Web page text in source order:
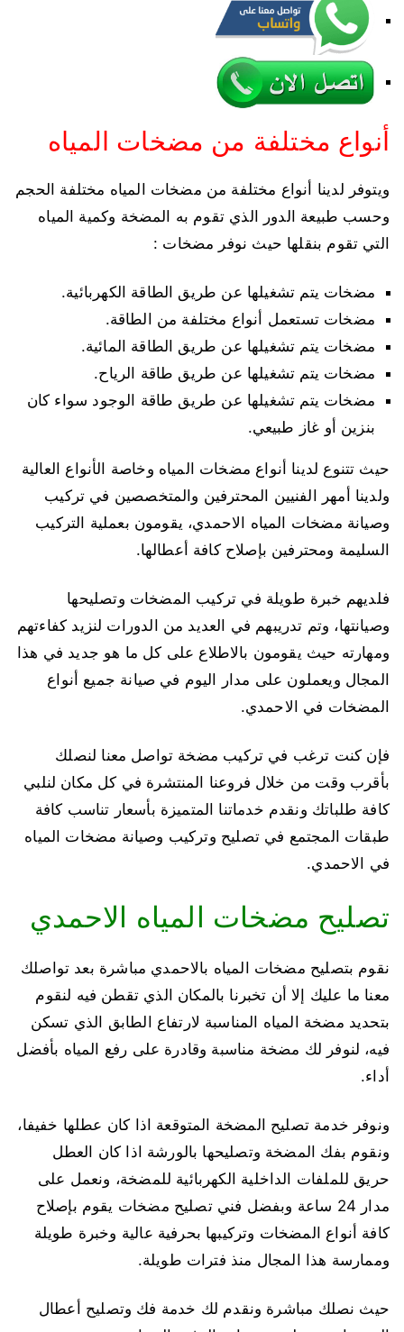
أنواع مختلفة من مضخات المياه
ويتوفر لدينا أنواع مختلفة من مضخات المياه مختلفة الحجم
وحسب طبيعة الدور الذي تقوم به المضخة وكمية المياه
التي تقوم بنقلها حيث نوفر مضخات :
مضخات يتم تشغيلها عن طريق الطاقة الكهربائية.
مضخات تستعمل أنواع مختلفة من الطاقة.
مضخات يتم تشغيلها عن طريق الطاقة المائية.
مضخات يتم تشغيلها عن طريق طاقة الرياح.
مضخات يتم تشغيلها عن طريق طاقة الوجود سواء كان
بنزين أو غاز طبيعي.
حيث تتنوع لدينا أنواع مضخات المياه وخاصة الأنواع العالية
ولدينا أمهر الفنيين المحترفين والمتخصصين في تركيب
وصيانة مضخات المياه الاحمدي، يقومون بعملية التركيب
السليمة ومحترفين بإصلاح كافة أعطالها.
فلديهم خبرة طويلة في تركيب المضخات وتصليحها
وصيانتها، وتم تدريبهم في العديد من الدورات لنزيد كفاءتهم
ومهارته حيث يقومون بالاطلاع على كل ما هو جديد في هذا
المجال ويعملون على مدار اليوم في صيانة جميع أنواع
المضخات في الاحمدي.
فإن كنت ترغب في تركيب مضخة تواصل معنا لنصلك
بأقرب وقت من خلال فروعنا المنتشرة في كل مكان لنلبي
كافة طلباتك ونقدم خدماتنا المتميزة بأسعار تناسب كافة
طبقات المجتمع في تصليح وتركيب وصيانة مضخات المياه
في الاحمدي.
تصليح مضخات المياه الاحمدي
نقوم بتصليح مضخات المياه بالاحمدي مباشرة بعد تواصلك
معنا ما عليك إلا أن تخبرنا بالمكان الذي تقطن فيه لنقوم
بتحديد مضخة المياه المناسبة لارتفاع الطابق الذي تسكن
فيه، لنوفر لك مضخة مناسبة وقادرة على رفع المياه بأفضل
أداء.
ونوفر خدمة تصليح المضخة المتوقعة اذا كان عطلها خفيفا،
ونقوم بفك المضخة وتصليحها بالورشة اذا كان العطل
حريق للملفات الداخلية الكهربائية للمضخة، ونعمل على
مدار 24 ساعة وبفضل فني تصليح مضخات يقوم بإصلاح
كافة أنواع المضخات وتركيبها بحرفية عالية وخبرة طويلة
وممارسة هذا المجال منذ فترات طويلة.
حيث نصلك مباشرة ونقدم لك خدمة فك وتصليح أعطال